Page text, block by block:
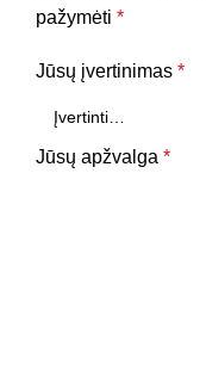
pažymėti *
Jūsų įvertinimas *
Jūsų apžvalga *